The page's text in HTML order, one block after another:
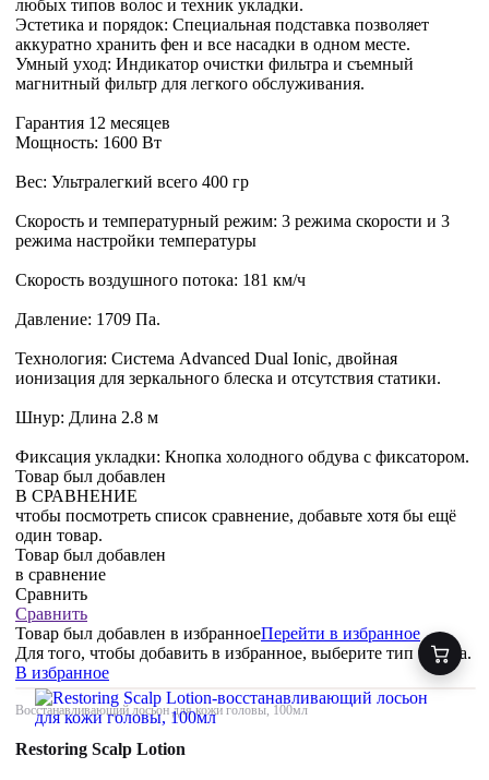
любых типов волос и техник укладки.
Эстетика и порядок: Специальная подставка позволяет
аккуратно хранить фен и все насадки в одном месте.
Умный уход: Индикатор очистки фильтра и съемный
магнитный фильтр для легкого обслуживания.
Гарантия 12 месяцев
Мощность: 1600 Вт
Вес: Ультралегкий всего 400 гр
Скорость и температурный режим: 3 режима скорости и 3
режима настройки температуры
Скорость воздушного потока: 181 км/ч
Давление: 1709 Па.
Технология: Система Advanced Dual Ionic, двойная
ионизация для зеркального блеска и отсутствия статики.
Шнур: Длина 2.8 м
Фиксация укладки: Кнопка холодного обдува с фиксатором.
Товар был добавлен
В СРАВНЕНИЕ
чтобы посмотреть список сравнение, добавьте хотя бы ещё
один товар.
Товар был добавлен
в сравнение
Сравнить
Сравнить
Товар был добавлен в избранноеПерейти в избранное
Для того, чтобы добавить в избранное, выберите тип товара.
В избранное
Восстанавливающий лосьон для кожи головы, 100мл
Restoring Scalp Lotion